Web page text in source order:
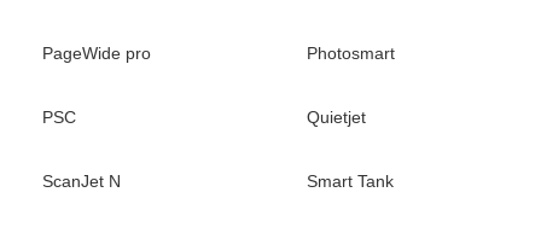
PageWide pro Photosmart
PSC Quietjet
ScanJet N Smart Tank